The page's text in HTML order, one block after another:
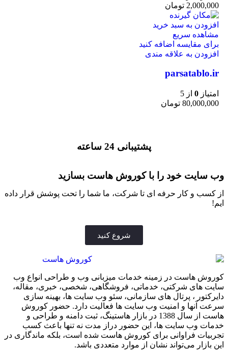
2,000,000 تومان
افزودن به سبد خرید
مشاهده سریع
برای مقایسه اضافه کنید
افزودن به علاقه مندی
parsatablo.ir
امتیاز 0 از 5
80,000,000 تومان
پشتیبانی 24 ساعته
وب سایت خود را با کوروش هاست بسازید
از کسب و کار حرفه ای تا شرکت، ما شما را تحت پوشش قرار داده
ایم!
شروع کنید
کوروش هاست در زمینه خدمات میزبانی وب و طراحی انواع وب
سایت های شرکتی، خدماتی، فروشگاهی، شخصی، خبری، مقاله،
دایرکتور ، پرتال های سازمانی، سئو وب سایت ها، بهینه سازی
سرعت آنها و امنیت وب سایت ها فعالیت دارد. حضور کوروش
هاست از سال 1388 در بازار هاستینگ، ثبت دامنه و طراحی و
خدمات وب سایت ها، این حضور دراز مدت نه تنها باعث کسب
تجربیات فراوانی برای کوروش هاست شده‌ است، بلکه ماندگاری در
این بازار می‌تواند نشان از موارد متعددی باشد.